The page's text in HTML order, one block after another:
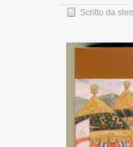
Scritto da